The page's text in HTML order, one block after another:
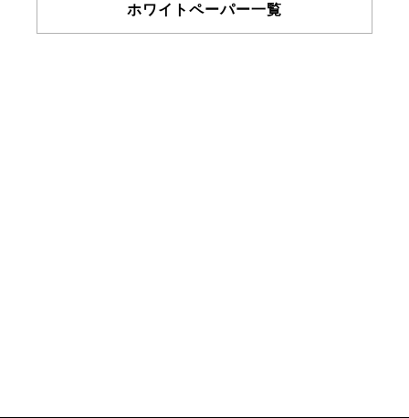
ホワイトペーパー一覧